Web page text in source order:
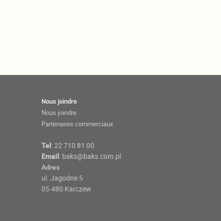
Nous joindre
Nous joindre
Partenaires commerciaux
Tel :22 710 81 00
Email : baks@baks.com.pl
Adres
ul. Jagodne 5
05-480 Karczew